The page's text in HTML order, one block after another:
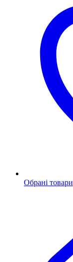
Обрані товари